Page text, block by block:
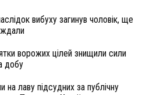
вибуху загинув чоловік, ще
ворожих цілей знищили сили
добу
на лаву підсудних за публічну